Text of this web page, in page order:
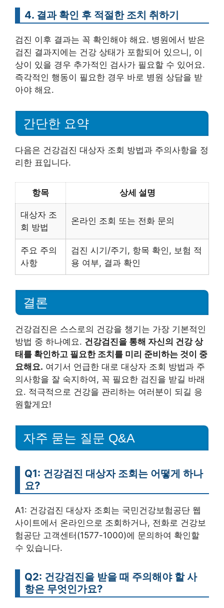
4. 결과 확인 후 적절한 조치 취하기
검진 이후 결과는 꼭 확인해야 해요. 병원에서 받은
검진 결과지에는 건강 상태가 포함되어 있으니, 이
상이 있을 경우 추가적인 검사가 필요할 수 있어요.
즉각적인 행동이 필요한 경우 바로 병원 상담을 받
아야 해요.
간단한 요약
다음은 건강검진 대상자 조회 방법과 주의사항을 정
리한 표입니다.
항목 상세 설명
대상자 조
회 방법
온라인 조회 또는 전화 문의
주요 주의
사항
검진 시기/주기, 항목 확인, 보험 적
용 여부, 결과 확인
결론
건강검진은 스스로의 건강을 챙기는 가장 기본적인
방법 중 하나예요. 건강검진을 통해 자신의 건강 상
태를 확인하고 필요한 조치를 미리 준비하는 것이 중
요해요. 여기서 언급한 대로 대상자 조회 방법과 주
의사항을 잘 숙지하여, 꼭 필요한 검진을 받길 바래
요. 적극적으로 건강을 관리하는 여러분이 되길 응
원할게요!
자주 묻는 질문 Q&A
Q1: 건강검진 대상자 조회는 어떻게 하나
요?
A1: 건강검진 대상자 조회는 국민건강보험공단 웹
사이트에서 온라인으로 조회하거나, 전화로 건강보
험공단 고객센터(1577-1000)에 문의하여 확인할
수 있습니다.
Q2: 건강검진을 받을 때 주의해야 할 사
항은 무엇인가요?